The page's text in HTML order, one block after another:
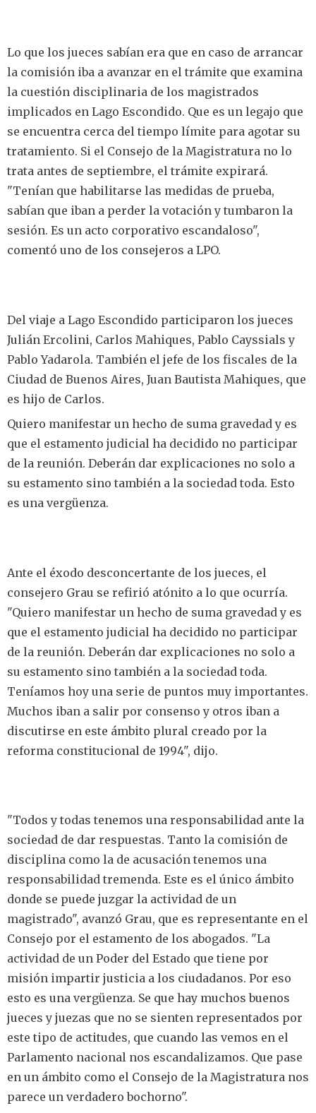
Lo que los jueces sabían era que en caso de arrancar
la comisión iba a avanzar en el trámite que examina
la cuestión disciplinaria de los magistrados
implicados en Lago Escondido. Que es un legajo que
se encuentra cerca del tiempo límite para agotar su
tratamiento. Si el Consejo de la Magistratura no lo
trata antes de septiembre, el trámite expirará.
"Tenían que habilitarse las medidas de prueba,
sabían que iban a perder la votación y tumbaron la
sesión. Es un acto corporativo escandaloso",
comentó uno de los consejeros a LPO.
Del viaje a Lago Escondido participaron los jueces
Julián Ercolini, Carlos Mahiques, Pablo Cayssials y
Pablo Yadarola. También el jefe de los fiscales de la
Ciudad de Buenos Aires, Juan Bautista Mahiques, que
es hijo de Carlos.
Quiero manifestar un hecho de suma gravedad y es
que el estamento judicial ha decidido no participar
de la reunión. Deberán dar explicaciones no solo a
su estamento sino también a la sociedad toda. Esto
es una vergüenza.
Ante el éxodo desconcertante de los jueces, el
consejero Grau se refirió atónito a lo que ocurría.
"Quiero manifestar un hecho de suma gravedad y es
que el estamento judicial ha decidido no participar
de la reunión. Deberán dar explicaciones no solo a
su estamento sino también a la sociedad toda.
Teníamos hoy una serie de puntos muy importantes.
Muchos iban a salir por consenso y otros iban a
discutirse en este ámbito plural creado por la
reforma constitucional de 1994", dijo.
"Todos y todas tenemos una responsabilidad ante la
sociedad de dar respuestas. Tanto la comisión de
disciplina como la de acusación tenemos una
responsabilidad tremenda. Este es el único ámbito
donde se puede juzgar la actividad de un
magistrado", avanzó Grau, que es representante en el
Consejo por el estamento de los abogados. "La
actividad de un Poder del Estado que tiene por
misión impartir justicia a los ciudadanos. Por eso
esto es una vergüenza. Se que hay muchos buenos
jueces y juezas que no se sienten representados por
este tipo de actitudes, que cuando las vemos en el
Parlamento nacional nos escandalizamos. Que pase
en un ámbito como el Consejo de la Magistratura nos
parece un verdadero bochorno".